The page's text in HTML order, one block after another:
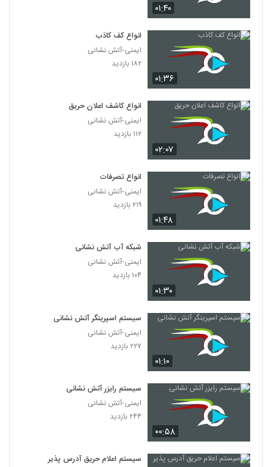
۰۱:۴۰
۰۱:۳۶
انواع کف کاذب
ایمنی-آتش نشانی
۱۸۲ بازدید
۰۲:۰۷
انواع کاشف اعلان حریق
ایمنی-آتش نشانی
۱۱۲ بازدید
۰۱:۴۸
انواع تصرفات
ایمنی-آتش نشانی
۲۱۹ بازدید
۰۱:۳۰
شبکه آب آتش نشانی
ایمنی-آتش نشانی
۱۰۴ بازدید
۰۱:۱۰
سیستم اسپرینگر آتش نشانی
ایمنی-آتش نشانی
۲۲۷ بازدید
۰۰:۵۸
سیستم رایزر آتش نشانی
ایمنی-آتش نشانی
۲۴۴ بازدید
سیستم اعلام حریق آدرس پذیر